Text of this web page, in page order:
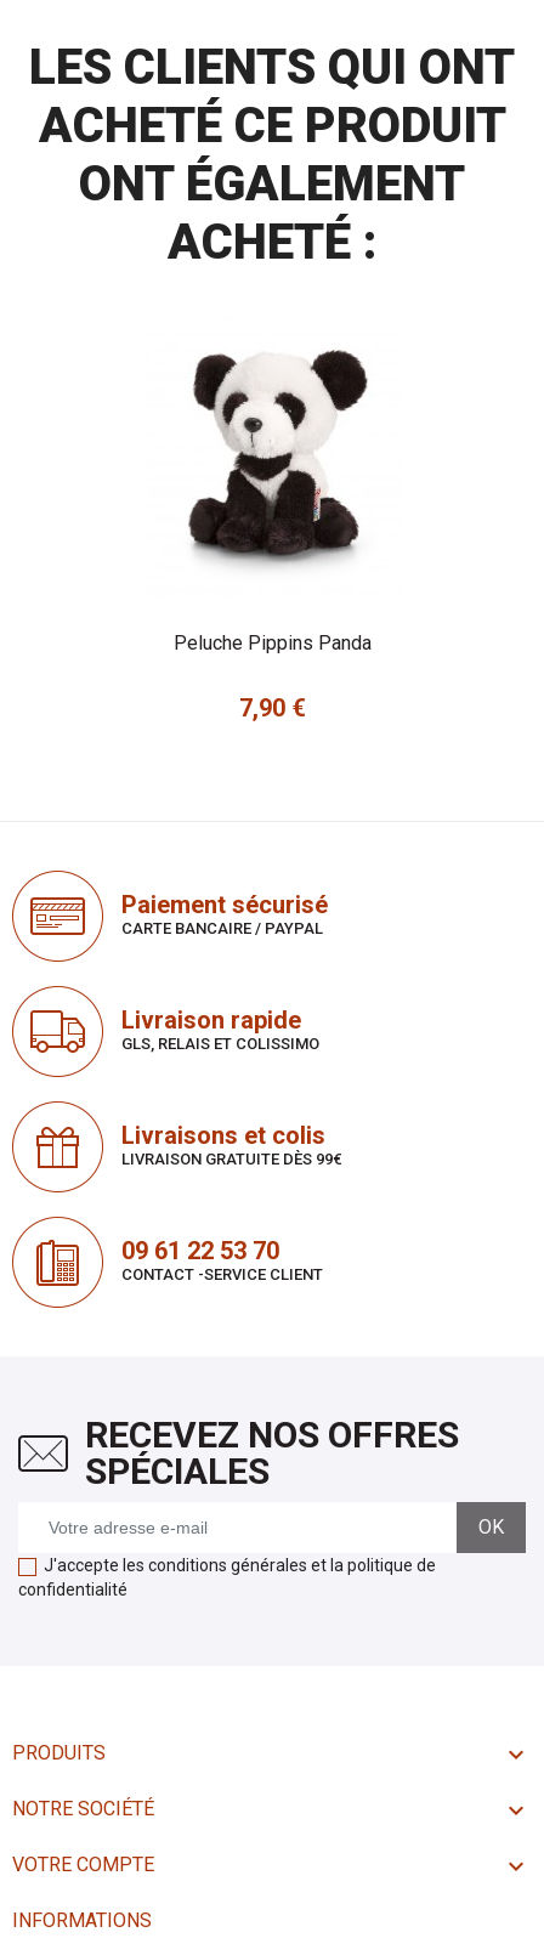
LES CLIENTS QUI ONT
ACHETÉ CE PRODUIT
ONT ÉGALEMENT
ACHETÉ :
Peluche Pippins Panda
Prix
7,90 €
Paiement sécurisé
CARTE BANCAIRE / PAYPAL
Livraison rapide
GLS, RELAIS ET COLISSIMO
Livraisons et colis
LIVRAISON GRATUITE DÈS 99€
09 61 22 53 70
CONTACT -SERVICE CLIENT
RECEVEZ NOS OFFRES
SPÉCIALES
J'accepte les conditions générales et la politique de
confidentialité
PRODUITS 
NOTRE SOCIÉTÉ 
VOTRE COMPTE 
INFORMATIONS